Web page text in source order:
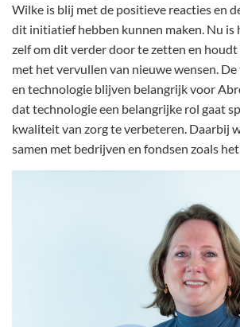
Wilke is blij met de positieve reacties en
dit initiatief hebben kunnen maken. Nu is
zelf om dit verder door te zetten en houdt
met het vervullen van nieuwe wensen. De
en technologie blijven belangrijk voor
dat technologie een belangrijke rol gaat
kwaliteit van zorg te verbeteren. Daarbij
samen met bedrijven en fondsen zoals het